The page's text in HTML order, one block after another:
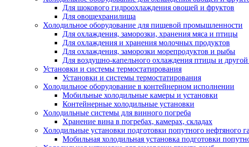
Для шокового гидроохлаждения овощей и фруктов
Для овощехранилища
Холодильное оборудование для пищевой промышленности
Для охлаждения, заморозки, хранения мяса и птицы
Для охлаждения и хранения молочных продуктов
Для охлаждения, заморозки морепродуктов и рыбы
Для воздушно-капельного охлаждения птицы и
Установки и системы термостатирования
Установки и системы термостатирования
Холодильное оборудование в контейнерном исполнении
Мобильные холодильные камеры и установки
Контейнерные холодильные установки
Холодильные системы для винного погреба
Хранение вина в погребах, камерах, складах
Холодильные установки подготовки попутного нефтяного
Мобильная холодильная установка подготовки